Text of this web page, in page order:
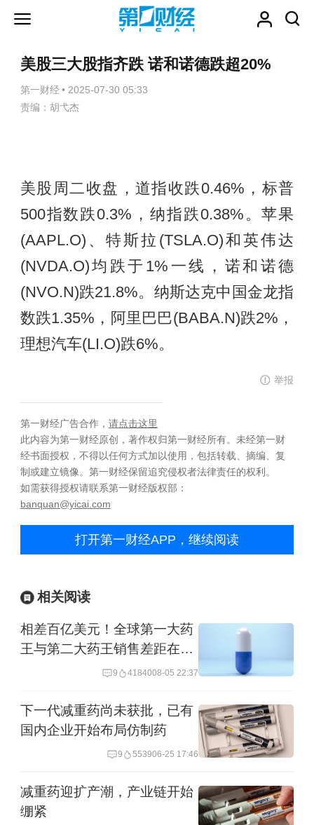
美股三大股指齐跌 诺和诺德跌超20%
第一财经 • 2025-07-30 05:33
责编：胡弋杰
美股周二收盘，道指收跌0.46%，标普
500指数跌0.3%，纳指跌0.38%。苹果
(AAPL.O)、特斯拉(TSLA.O)和英伟达
(NVDA.O)均跌于1%一线，诺和诺德
(NVO.N)跌21.8%。纳斯达克中国金龙指
数跌1.35%，阿里巴巴(BABA.N)跌2%，
理想汽车(LI.O)跌6%。
举报
第一财经广告合作， 请点击这里
此内容为第一财经原创，著作权归第一财经所有。未经第一财
经书面授权，不得以任何方式加以使用，包括转载、摘编、复
制或建立镜像。第一财经保留追究侵权者法律责任的权利。
如需获得授权请联系第一财经版权部：
banquan@yicai.com
打开第一财经APP，继续阅读
相关阅读
相差百亿美元！全球第一大药
王与第二大药王销售差距在拉
9 4184008-05 22:37
下一代减重药尚未获批，已有
国内企业开始布局仿制药
9 553906-25 17:46
减重药迎扩产潮，产业链开始
绷紧